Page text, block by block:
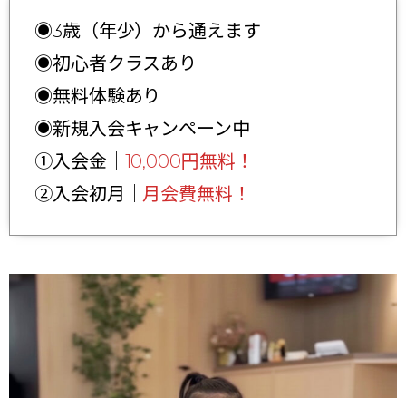
◉3歳（年少）から通えます
◉初心者クラスあり
◉無料体験あり
◉新規入会キャンペーン中
①入会金｜ 10,000円無料！
②入会初月｜ 月会費無料！